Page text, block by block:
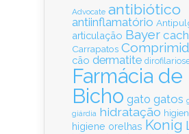
Advocate antibiótico
antiinflamatório
articulação Bayer
Carrapatos
cão dermatite
Farmácia de
Bicho gato gatos
giárdia hidratação
higiene orelhas Konig